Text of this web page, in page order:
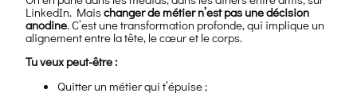
LinkedIn. Maischanger de métier n’est pas une décision
anodine. C’est une transformation profonde, qui implique un
alignement entre la tête, le cœur et le corps.
Tu veux peut-être :
Quitter un métier qui t’épuise ;